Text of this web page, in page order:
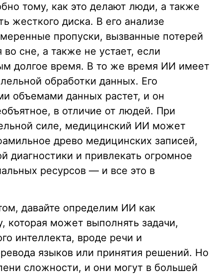
тому, как это делают люди, а также
жесткого диска. В его анализе
пропуски, вызванные потерей
сне, а также не устает, если
долгое время. В то же время ИИ имеет
обработки данных. Его
объемами данных растет, и он
в отличие от людей. При
силе, медицинский ИИ может
древо медицинских записей,
диагностики и привлекать огромное
ресурсов — и все это в
давайте определим ИИ как
которая может выполнять задачи,
интеллекта, вроде речи и
языков или принятия решений. Но
сложности, и они могут в большей